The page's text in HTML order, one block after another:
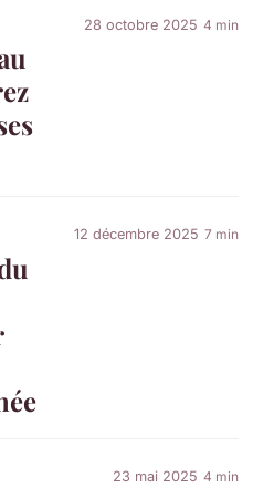
28 octobre 2025 4 min
12 décembre 2025 7 min
23 mai 2025 4 min